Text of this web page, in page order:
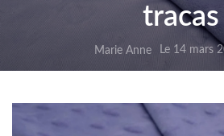
tracas
Marie Anne Le 14 mars